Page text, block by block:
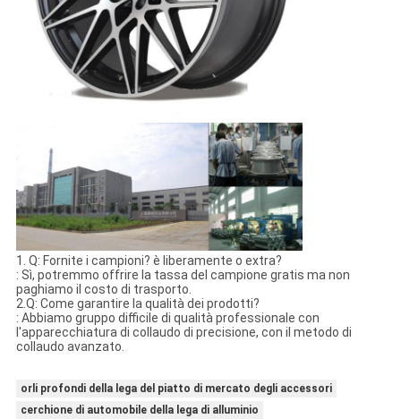
1. Q: Fornite i campioni? è liberamente o extra?
: Sì, potremmo offrire la tassa del campione gratis ma non
paghiamo il costo di trasporto.
2.Q: Come garantire la qualità dei prodotti?
: Abbiamo gruppo difficile di qualità professionale con
l'apparecchiatura di collaudo di precisione, con il metodo di
collaudo avanzato.
orli profondi della lega del piatto di mercato degli accessori
cerchione di automobile della lega di alluminio